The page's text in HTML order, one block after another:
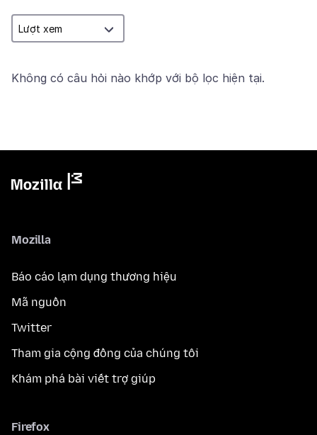
Không có câu hỏi nào khớp với bộ lọc hiện tại.
Mozilla
Báo cáo lạm dụng thương hiệu
Mã nguồn
Twitter
Tham gia cộng đồng của chúng tôi
Khám phá bài viết trợ giúp
Firefox